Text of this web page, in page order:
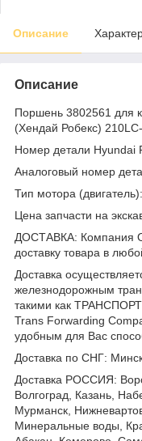
Описание
Описание
Поршень 3802561 для
(Хендай Робекс)
Номер детали Hyundai
Аналоговый номер
Тип мотора
Цена запчасти на
ДОСТАВКА: Компания
доставку товара в
Доставка
железнодорожным
такими как
Trans Forwarding
удобным для Вас
Доставка по СНГ:
Доставка РОССИЯ:
Волгоград, Казань,
Мурманск,
Минеральные воды,